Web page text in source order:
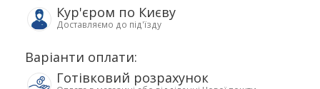
Кур'єром по Києву
Доставляємо до під'їзду
Варіанти оплати:
Готівковий розрахунок